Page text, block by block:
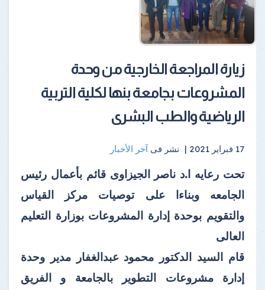
زيارة المراجعة الخارجية من وحدة
المشروعات بجامعة بنها لكلية التربية
الرياضية والطب البشرى
17 فبراير 2021 | نشر فى آخر الأخبار
تحت رعايه ا.د ناصر الجيزاوى قائم بأعمال رئيس
الجامعه وبناءا على توصيات مركز القياس
والتقويم بوحدة إدارة المشروعات بوزارة التعليم
العالى
قام السيد الدكتور محمود عبدالغفار مدير وحدة
إدارة مشروعات التطوير بالجامعة و الفريق